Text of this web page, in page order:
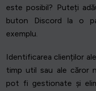
este posibil? Puteți
buton Discord la o
exemplu.
Identificarea clienților
timp util sau ale căror
pot fi gestionate și